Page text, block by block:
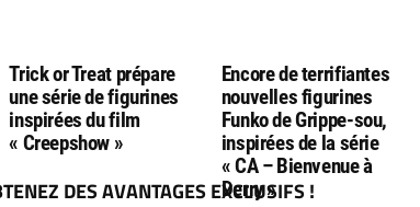
Trick or Treat prépare
une série de figurines
inspirées du film
« Creepshow »
Encore de terrifiantes
nouvelles figurines
Funko de Grippe-sou,
inspirées de la série
« CA – Bienvenue à
Derry »
DES AVANTAGES EXCLUSIFS !